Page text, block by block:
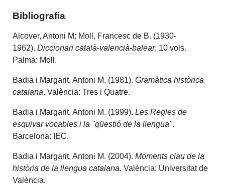
Bibliografia
Alcover, Antoni M; Moll, Francesc de B. (1930-
1962).Diccionari català-valencià-balear, 10 vols.
Palma: Moll.
Badia i Margarit, Antoni M. (1981).Gramàtica històrica
catalana. València: Tres i Quatre.
Badia i Margarit, Antoni M. (1999).Les Regles de
esquivar vocables i la "qüestió de la llengua".
Barcelona: IEC.
Badia i Margarit, Antoni M. (2004).Moments clau de la
història de la llengua catalana. València: Universitat de
València.